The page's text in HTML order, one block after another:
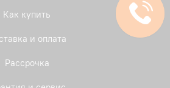
Как купить
и оплата
Рассрочка